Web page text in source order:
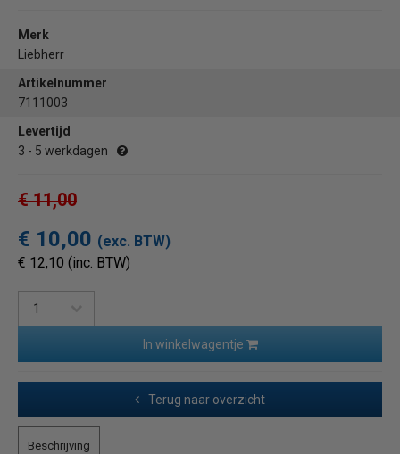
Merk
Liebherr
Artikelnummer
7111003
Levertijd
3 - 5 werkdagen
€ 11,00
€ 10,00 (exc. BTW)
€ 12,10 (inc. BTW)
In winkelwagentje
Terug naar overzicht
Beschrijving